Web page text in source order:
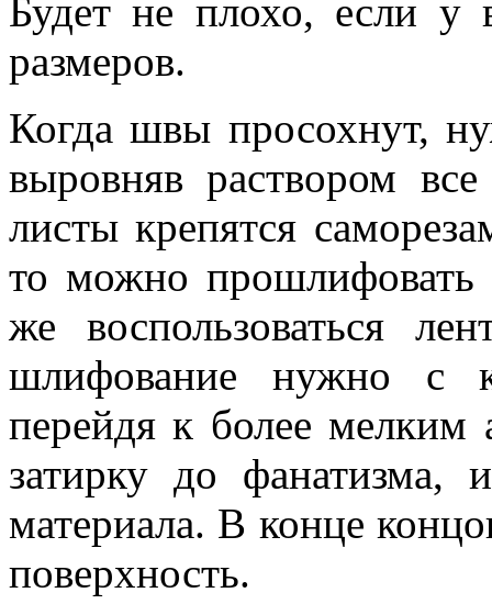
Будет не плохо, если у
размеров.
Когда швы просохнут,
выровняв раствором
листы крепятся
то можно прошлифовать
же воспользоваться
шлифование нужно с
перейдя к более мелким
затирку до фанатизма,
материала. В конце
поверхность.